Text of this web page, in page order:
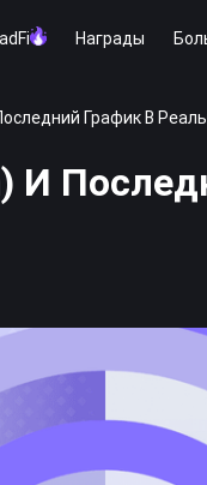
Награды
График В
И